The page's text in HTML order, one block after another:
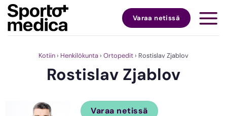
Skip
content
Varaa netissä
Kotiin › Henkilökunta › Ortopedit › Rostislav Zjablov
Rostislav Zjablov
Varaa netissä